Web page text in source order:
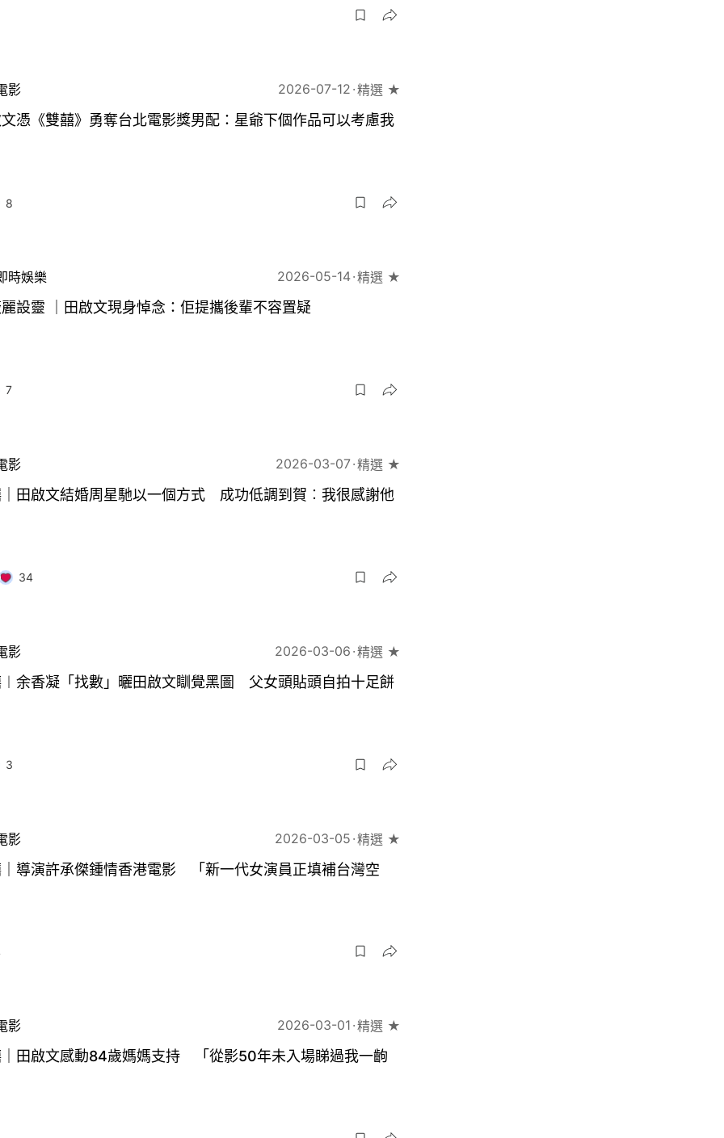
影 2026-07-12 精選 ★
憑《雙囍》勇奪台北電影獎男配：星爺下個作品可以考慮我
8
時娛樂 2026-05-14 精選 ★
設靈 ｜田啟文現身悼念：佢提攜後輩不容置疑
7
影 2026-03-07 精選 ★
田啟文結婚周星馳以一個方式 成功低調到賀︰我很感謝他
34
影 2026-03-06 精選 ★
余香凝「找數」曬田啟文瞓覺黑圖 父女頭貼頭自拍十足餅
3
影 2026-03-05 精選 ★
導演許承傑鍾情香港電影 「新一代女演員正填補台灣空
影 2026-03-01 精選 ★
田啟文感動84歲媽媽支持 「從影50年未入場睇過我一齣